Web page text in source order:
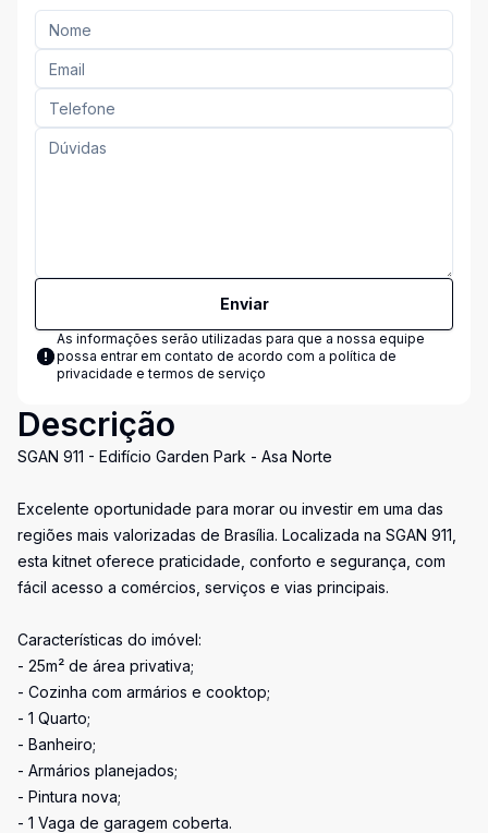
Enviar
As informações serão utilizadas para que a nossa equipe
possa entrar em contato de acordo com a política de
privacidade e termos de serviço
Descrição
SGAN 911 - Edifício Garden Park - Asa Norte
Excelente oportunidade para morar ou investir em uma das
regiões mais valorizadas de Brasília. Localizada na SGAN 911,
esta kitnet oferece praticidade, conforto e segurança, com
fácil acesso a comércios, serviços e vias principais.
Características do imóvel:
- 25m² de área privativa;
- Cozinha com armários e cooktop;
- 1 Quarto;
- Banheiro;
- Armários planejados;
- Pintura nova;
- 1 Vaga de garagem coberta.